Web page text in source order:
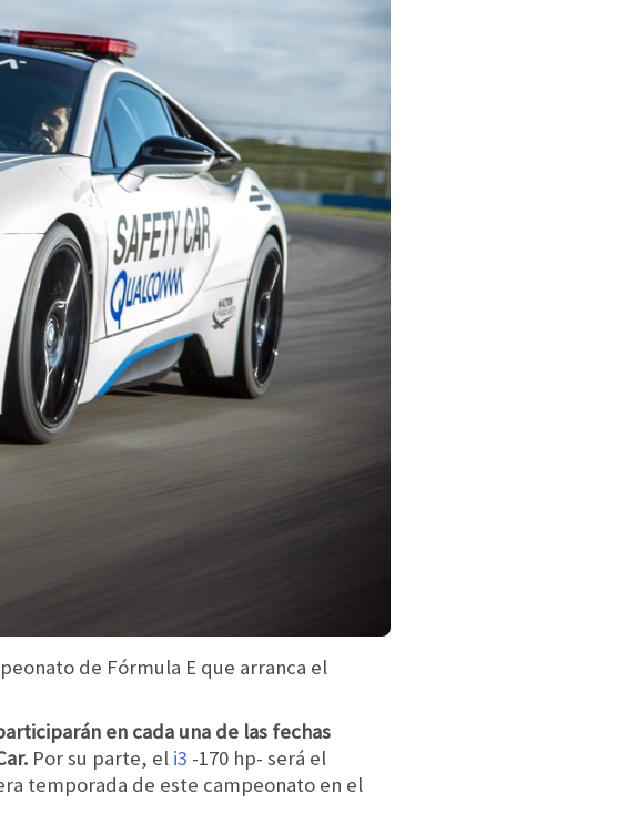
de Fórmula E que arranca el
en cada una de las fechas
Por su parte, el i3 -170 hp- será el
temporada de este campeonato en el